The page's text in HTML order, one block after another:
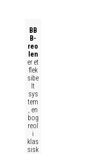
BB
B-
reo
len
er et
flek
sibe
lt
sys
tem
, en
bog
reol
i
klas
sisk